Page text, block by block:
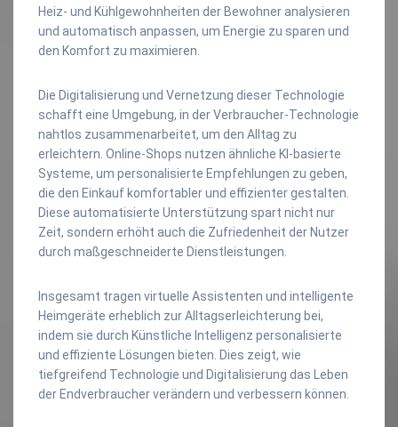
Heiz- und Kühlgewohnheiten der Bewohner analysieren
und automatisch anpassen, um Energie zu sparen und
den Komfort zu maximieren.
Die Digitalisierung und Vernetzung dieser Technologie
schafft eine Umgebung, in der Verbraucher-Technologie
nahtlos zusammenarbeitet, um den Alltag zu
erleichtern. Online-Shops nutzen ähnliche KI-basierte
Systeme, um personalisierte Empfehlungen zu geben,
die den Einkauf komfortabler und effizienter gestalten.
Diese automatisierte Unterstützung spart nicht nur
Zeit, sondern erhöht auch die Zufriedenheit der Nutzer
durch maßgeschneiderte Dienstleistungen.
Insgesamt tragen virtuelle Assistenten und intelligente
Heimgeräte erheblich zur Alltagserleichterung bei,
indem sie durch Künstliche Intelligenz personalisierte
und effiziente Lösungen bieten. Dies zeigt, wie
tiefgreifend Technologie und Digitalisierung das Leben
der Endverbraucher verändern und verbessern können.